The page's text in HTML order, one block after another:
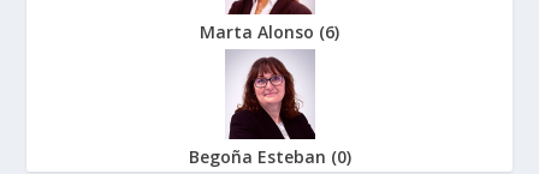
Marta Alonso (6)
Begoña Esteban (0)